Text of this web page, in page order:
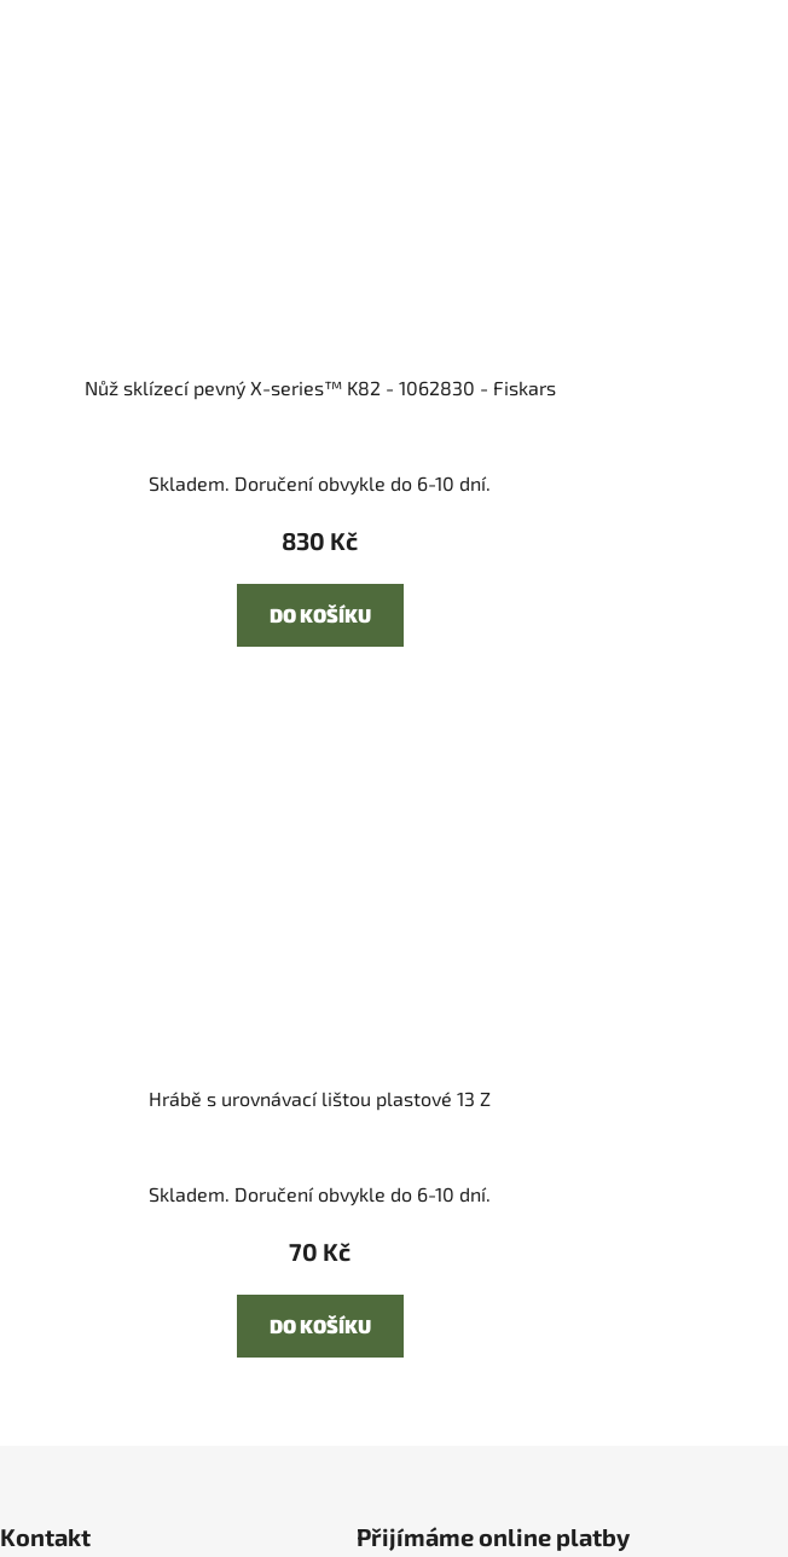
Nůž sklízecí pevný X-series™ K82 - 1062830 - Fiskars
Skladem. Doručení obvykle do 6-10 dní.
830 Kč
DO KOŠÍKU
Hrábě s urovnávací lištou plastové 13 Z
Skladem. Doručení obvykle do 6-10 dní.
70 Kč
DO KOŠÍKU
Kontakt Přijímáme online platby